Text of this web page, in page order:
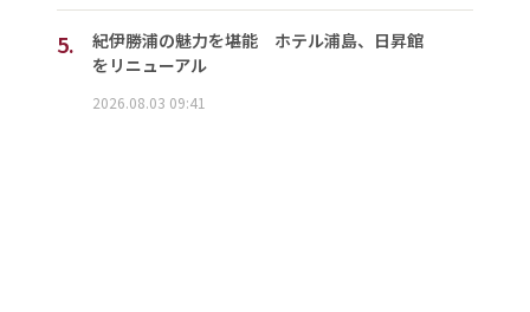
5.
紀伊勝浦の魅力を堪能 ホテル浦島、日昇館
をリニューアル
2026.08.03 09:41